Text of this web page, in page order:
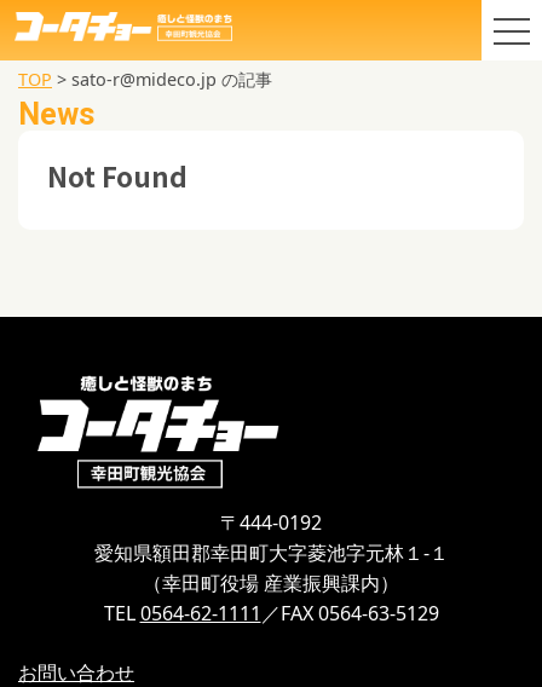
TOP > sato-r@mideco.jp の記事
News
Not Found
〒444-0192
愛知県額田郡幸田町大字菱池字元林１-１
（幸田町役場 産業振興課内）
TEL0564-62-1111 ／FAX 0564-63-5129
お問い合わせ